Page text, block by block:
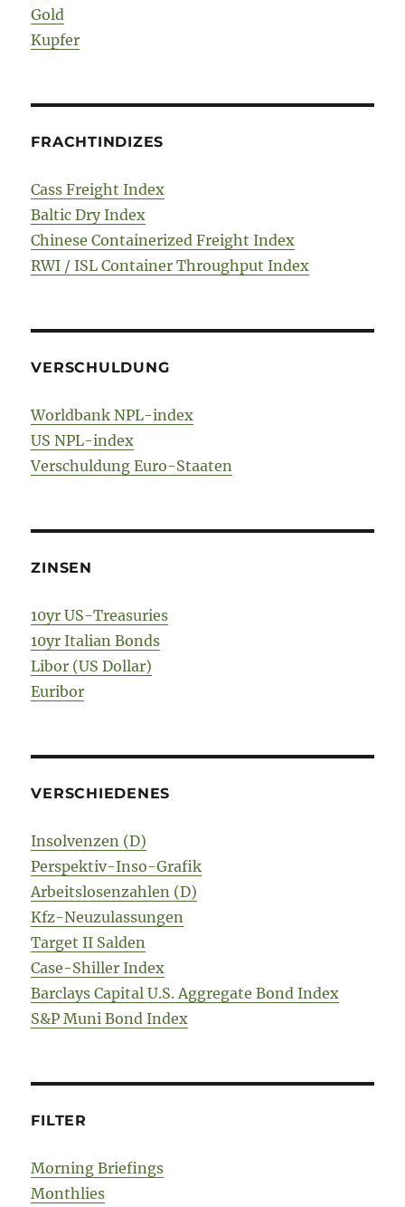
Gold
Kupfer
FRACHTINDIZES
Cass Freight Index
Baltic Dry Index
Chinese Containerized Freight Index
RWI / ISL Container Throughput Index
VERSCHULDUNG
Worldbank NPL-index
US NPL-index
Verschuldung Euro-Staaten
ZINSEN
10yr US-Treasuries
10yr Italian Bonds
Libor (US Dollar)
Euribor
VERSCHIEDENES
Insolvenzen (D)
Perspektiv-Inso-Grafik
Arbeitslosenzahlen (D)
Kfz-Neuzulassungen
Target II Salden
Case-Shiller Index
Barclays Capital U.S. Aggregate Bond Index
S&P Muni Bond Index
FILTER
Morning Briefings
Monthlies